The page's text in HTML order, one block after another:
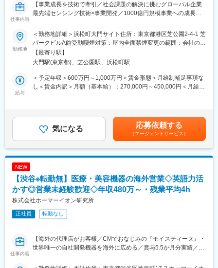
・将来を見据えた光学技術の研究・開発
初から最後まで担当するスタイルです。自ら設計した製品が市場
に送り出され、社会に貢献している実感をダイレクトに得られる
環境です。
グローバルに事業を展開しているため、海外顧客と直接やり取り
する機会も豊富にあります。
医療分野や工業分野など、多様な領域の製品開発に携わることが
でき、専門性の幅を広げていくことができます。
・国内（頻度）：あり 月1回 場所：辰野事業所や顧客訪問等
・海外（頻度）：あり 数年に1回 場所：US、ヨーロッパ、中
変更の範囲：会社の定める業務
仕事内容
【事業成長を技術で牽引／社会課題の解決に挑むグローバル企業
最先端センシング技術×事業開発／1000億円規模事業への成長戦
■職務内容：
センシング事業における事業戦略の立案・事業開発の遂行をお任
せいたします。
（1）成長領域：ハイパースペクトルカメラ、自動車の外観計測事
業を中心としたセンシング技術の応用分野
（2）新領域：センシング事業の強みを活かした領域拡大
（1）自社の強み (特に尖った製品・技術)を活かした領域拡大の事
業戦略の立案と事業開発の遂行
（2）社外との戦略的アライアンス(M&A含む)手法検討と遂行
■仕事のやりがい：
・センシング事業は、当社の中でも成長領域として全社リソース
(キャッシュ・技術人財)を優先的に投じる事業です。その中で戦略
をリードする、重要度の非常に高く、大変やりがいのある仕事で
任者として牽引頂く可能性や、既存の買収子会社 (海外)への駐
在、事業全体のマネジメントなど様々なステップアップを視野に
勤務地
＜勤務地詳細＞浜松町大門サイト住所：東京都港区芝公園2-4-1 芝
パークビルA館受動喫煙対策：屋内全面禁煙変更の範囲：会社の定
める事業所（リモートワーク含む）
【最寄り駅】
大門駅(東京都)、芝公園駅、浜松町駅
給与
＜予定年収＞600万円～1,000万円＜賃金形態＞月給制補足事項な
し＜賃金内訳＞月額（基本給）：270,000円～450,000円＜月給＞
通じて上下する可能性があります。月給(月額)は固定手当を含めた
表記です。気になる 応募依頼する
（エージェントサービス）
NEW
【渋谷※転勤無】医療・美容機器の海外営業◇英語力活
かす◎営業未経験歓迎◇年収480万～・残業平均4h
株式会社ホーマーイオン研究所
正社員 転勤なし
仕事内容
【海外の代理店がお客様／CMでおなじみの『モイスティーヌ』・
世界唯一の自社開発機器を海外に広める／賞与5.5か月分実績／